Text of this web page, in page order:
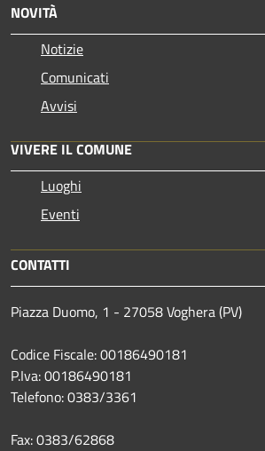
NOVITÀ
Notizie
Comunicati
Avvisi
VIVERE IL COMUNE
Luoghi
Eventi
CONTATTI
Piazza Duomo, 1 - 27058 Voghera (PV)
Codice Fiscale: 00186490181
P.Iva: 00186490181
Telefono:0383/3361
Fax:0383/62868